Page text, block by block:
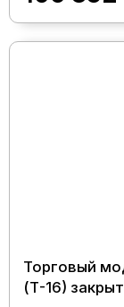
Торговый
(Т-16)